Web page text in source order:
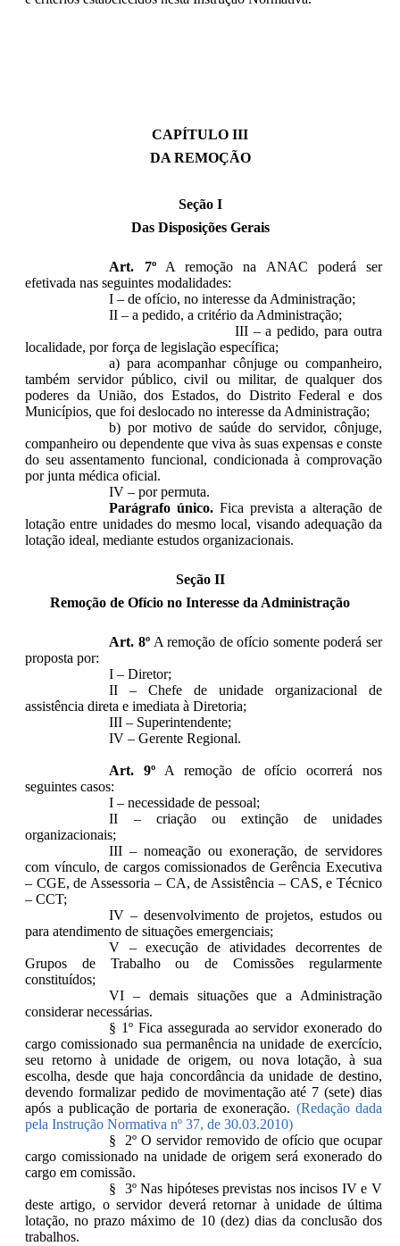
CAPÍTULO III
DA REMOÇÃO
Seção I
Das Disposições Gerais
Art. 7ºA remoção na ANAC poderá ser
efetivada nas seguintes modalidades:
I – de ofício, no interesse da Administração;
II – a pedido, a critério da Administração;
III – a pedido, para outra
localidade, por força de legislação específica;
a) para acompanhar cônjuge ou companheiro,
também servidor público, civil ou militar, de qualquer dos
poderes da União, dos Estados, do Distrito Federal e dos
Municípios, que foi deslocado no interesse da Administração;
b) por motivo de saúde do servidor, cônjuge,
companheiro ou dependente que viva às suas expensas e conste
do seu assentamento funcional, condicionada à comprovação
por junta médica oficial.
IV – por permuta.
Parágrafo único.Fica prevista a alteração de
lotação entre unidades do mesmo local, visando adequação da
lotação ideal, mediante estudos organizacionais.
Seção II
Remoção de Ofício no Interesse da Administração
Art. 8º A remoção de ofício somente poderá ser
proposta por:
I – Diretor;
II – Chefe de unidade organizacional de
assistência direta e imediata à Diretoria;
III – Superintendente;
IV – Gerente Regional.
Art. 9º A remoção de ofício ocorrerá nos
seguintes casos:
I – necessidade de pessoal;
II – criação ou extinção de unidades
organizacionais;
III – nomeação ou exoneração, de servidores
com vínculo, de cargos comissionados de Gerência Executiva
– CGE, de Assessoria – CA, de Assistência – CAS, e Técnico
– CCT;
IV – desenvolvimento de projetos, estudos ou
para atendimento de situações emergenciais;
V – execução de atividades decorrentes de
Grupos de Trabalho ou de Comissões regularmente
constituídos;
VI – demais situações que a Administração
considerar necessárias.
§ 1º Fica assegurada ao servidor exonerado do
cargo comissionado sua permanência na unidade de exercício,
seu retorno à unidade de origem, ou nova lotação, à sua
escolha, desde que haja concordância da unidade de destino,
devendo formalizar pedido de movimentação até 7 (sete) dias
após a publicação de portaria de exoneração. (Redação dada
pela Instrução Normativa nº 37, de 30.03.2010)
§ 2º O servidor removido de ofício que ocupar
cargo comissionado na unidade de origem será exonerado do
cargo em comissão.
§ 3º Nas hipóteses previstas nos incisos IV e V
deste artigo, o servidor deverá retornar à unidade de última
lotação, no prazo máximo de 10 (dez) dias da conclusão dos
trabalhos.